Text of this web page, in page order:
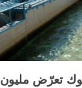
تعرّض مليون